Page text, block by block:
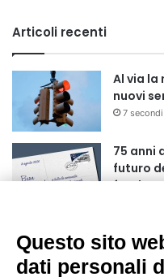
Articoli recenti
Al via la
nuovi
7
75 anni
futuro
oro
19 ore fa
Questo sito
dati personali